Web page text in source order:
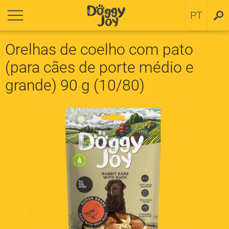
PT
SV
Orelhas de coelho com pato
(para cães de porte médio e
grande) 90 g (10/80)
breeds
and large breeds